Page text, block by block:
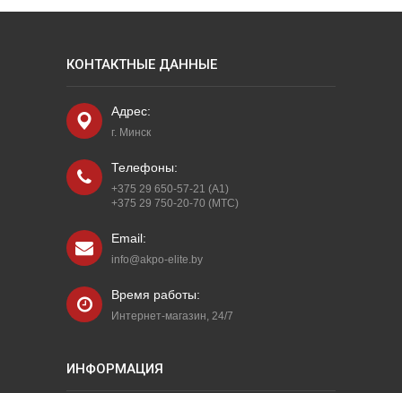
КОНТАКТНЫЕ ДАННЫЕ
Адрес:
г. Минск
Телефоны:
+375 29 650-57-21 (A1)
+375 29 750-20-70 (МТС)
Email:
info@akpo-elite.by
Время работы:
Интернет-магазин, 24/7
ИНФОРМАЦИЯ